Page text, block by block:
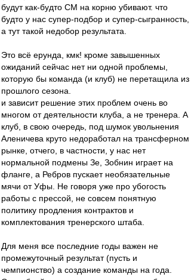
будут как-будто СМ на корню убивают. что
будто у нас супер-подбор и супер-сыгранность,
а тут такой недобор результата.
Это всё ерунда, кмк! кроме завышенных
ожиданий сейчас нет ни одной проблемы,
которую бы команда (и клуб) не перетащила из
прошлого сезона.
и зависит решение этих проблем очень во
многом от деятельности клуба, а не тренера. А
клуб, в свою очередь, под шумок увольнения
Аленичева круто недоработал на трансферном
рынке, отчего, в частности, у нас нет
нормальной подмены Зе, Зобнин играет на
фланге, а Ребров пускает необязательные
мячи от Уфы. Не говоря уже про убогость
работы с прессой, не совсем понятную
политику продления контрактов и
комплектования тренерского штаба.
Для меня все последние годы важен не
промежуточный результат (пусть и
чемпионство) а создание команды на года.